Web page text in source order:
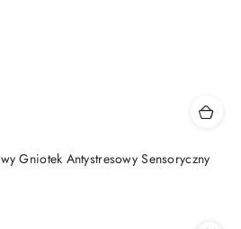
Gniotek Antystresowy Sensoryczny